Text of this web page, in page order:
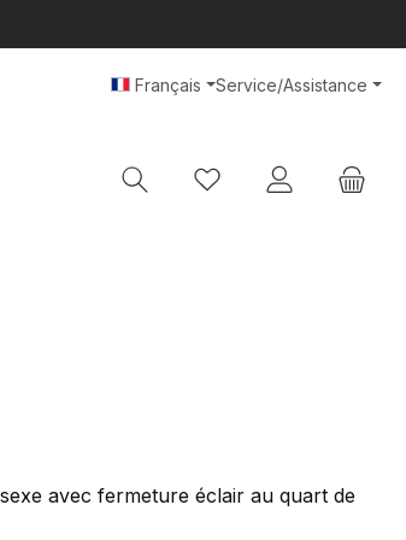
Français Service/Assistance
Vous avez 0 articles
avec fermeture éclair au quart de